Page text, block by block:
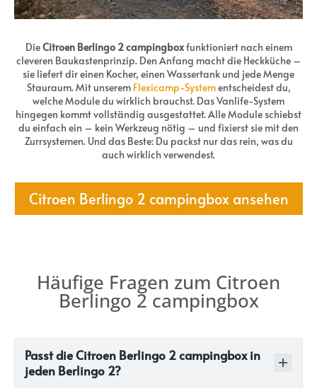
DieCitroen Berlingo 2 campingboxfunktioniert nach einem
cleveren Baukastenprinzip. Den Anfang macht die Heckküche –
sie liefert dir einen Kocher, einen Wassertank und jede Menge
Stauraum. Mit unserem Flexicamp-Systementscheidest du,
welche Module du wirklich brauchst. Das Vanlife-System
hingegen kommt vollständig ausgestattet. Alle Module schiebst
du einfach ein – kein Werkzeug nötig – und fixierst sie mit den
Zurrsystemen. Und das Beste: Du packst nur das rein, was du
auch wirklich verwendest.
Citroen Berlingo 2 campingbox ansehen
Häufige Fragen zum Citroen
Berlingo 2 campingbox
Passt die Citroen Berlingo 2 campingbox in
jeden Berlingo 2?